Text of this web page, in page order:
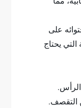
على
يحتاج
التقصف.